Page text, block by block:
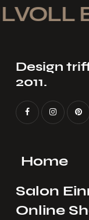
Design
2011.
Home
Salon
Online